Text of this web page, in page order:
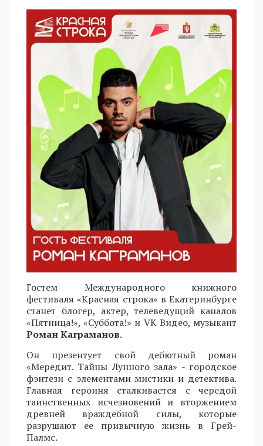
Гостем Международного книжного
фестиваля «Красная строка» в Екатеринбурге
станет блогер, актер, телеведущий каналов
«Пятница!», «Суббота!» и VK Видео, музыкант
Роман Каграманов.
Он презентует свой дебютный роман
«Мередит. Тайны Лунного зала» - городское
фэнтези с элементами мистики и детектива.
Главная героиня сталкивается с чередой
таинственных исчезновений и вторжением
древней враждебной силы, которые
разрушают ее привычную жизнь в Грей-
Палмс.